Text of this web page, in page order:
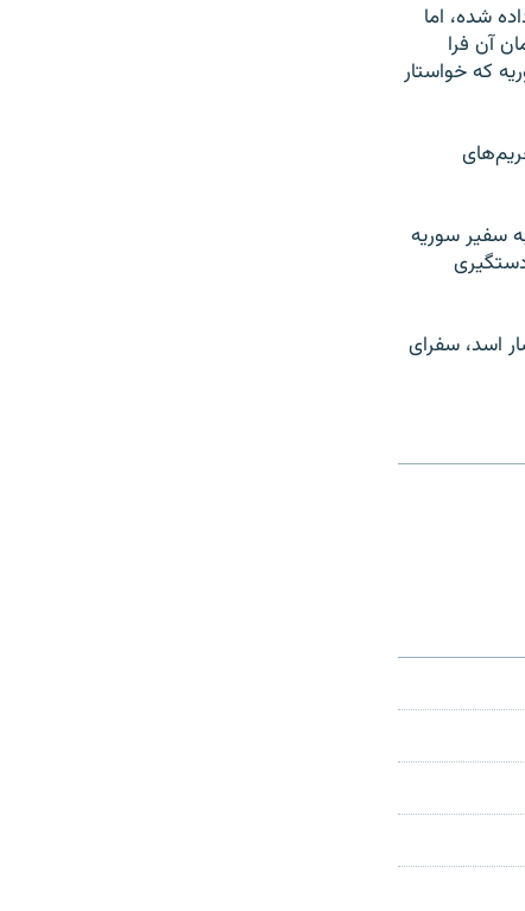
شده، اما
آن فرا
که خواستار
سفیر سوریه
اسد، سفرای